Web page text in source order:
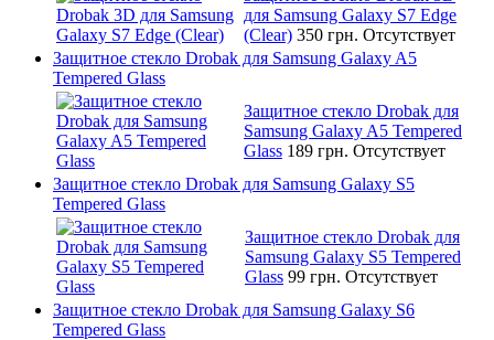
для Samsung Galaxy S7 Edge
(Clear) 350 грн. Отсутствует
Защитное стекло Drobak для Samsung Galaxy A5
Tempered Glass
Защитное стекло Drobak для
Samsung Galaxy A5 Tempered
Glass 189 грн. Отсутствует
Защитное стекло Drobak для Samsung Galaxy S5
Tempered Glass
Защитное стекло Drobak для
Samsung Galaxy S5 Tempered
Glass 99 грн. Отсутствует
Защитное стекло Drobak для Samsung Galaxy S6
Tempered Glass